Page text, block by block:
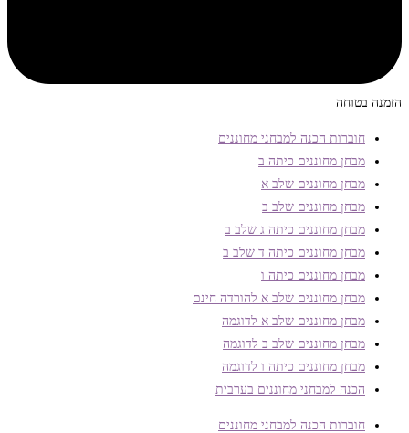
הזמנה בטוחה
חוברות הכנה למבחני מחוננים
מבחן מחוננים כיתה ב
מבחן מחוננים שלב א
מבחן מחוננים שלב ב
מבחן מחוננים כיתה ג שלב ב
מבחן מחוננים כיתה ד שלב ב
מבחן מחוננים כיתה ו
מבחן מחוננים שלב א להורדה חינם
מבחן מחוננים שלב א לדוגמה
מבחן מחוננים שלב ב לדוגמה
מבחן מחוננים כיתה ו לדוגמה
הכנה למבחני מחוננים בערבית
חוברות הכנה למבחני מחוננים